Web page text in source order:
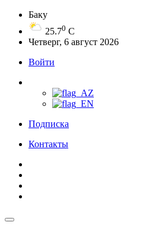
Баку
25.70 C
Четверг, 6 август 2026
Войти
Подписка
Контакты